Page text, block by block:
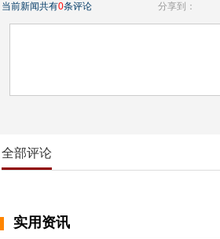
当前新闻共有0条评论 分享到：
全部评论
实用资讯